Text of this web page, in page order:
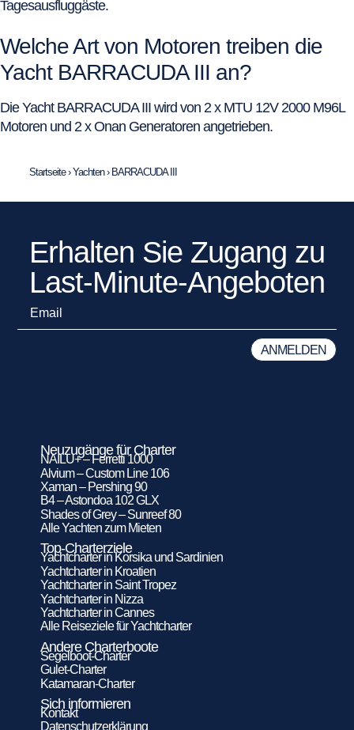
Tagesausfluggäste.
Welche Art von Motoren treiben die
Yacht BARRACUDA III an?
Die Yacht BARRACUDA III wird von 2 x MTU 12V 2000 M96L
Motoren und 2 x Onan Generatoren angetrieben.
Startseite›Yachten› BARRACUDA III
Erhalten Sie Zugang zu
Last-Minute-Angeboten
Neuzugänge für Charter
NAILU+ – Ferretti 1000
Alvium – Custom Line 106
Xaman – Pershing 90
B4 – Astondoa 102 GLX
Shades of Grey – Sunreef 80
Alle Yachten zum Mieten
Top-Charterziele
Yachtcharter in Korsika und Sardinien
Yachtcharter in Kroatien
Yachtcharter in Saint Tropez
Yachtcharter in Nizza
Yachtcharter in Cannes
Alle Reiseziele für Yachtcharter
Andere Charterboote
Segelboot-Charter
Gulet-Charter
Katamaran-Charter
Sich informieren
Kontakt
Datenschutzerklärung